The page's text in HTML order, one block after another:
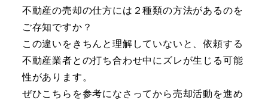
不動産の売却の仕方には２種類の方法があるのを
ご存知ですか？
この違いをきちんと理解していないと、依頼する
不動産業者との打ち合わせ中にズレが生じる可能
性があります。
ぜひこちらを参考になさってから売却活動を進め